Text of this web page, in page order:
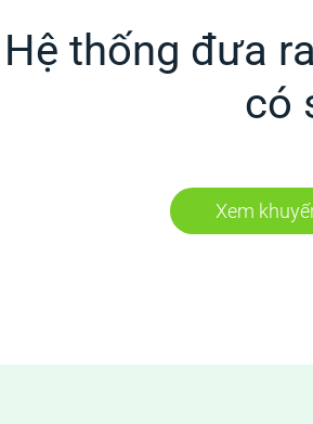
Hệ thống đưa
có
Xem